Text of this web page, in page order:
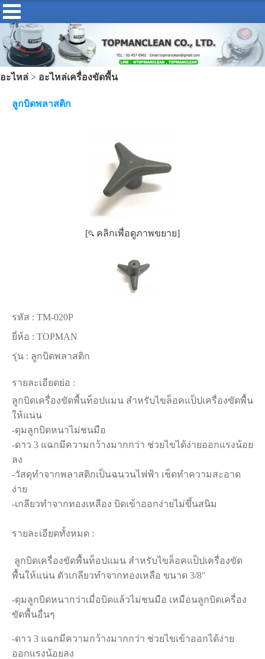
อะไหล่ > อะไหล่เครื่องขัดพื้น
ลูกบิดพลาสติก
[ คลิกเพื่อดูภาพขยาย]
รหัส : TM-020P
ยี่ห้อ : TOPMAN
รุ่น : ลูกบิดพลาสติก
รายละเอียดย่อ :
ลูกบิดเครื่องขัดพื้นท็อปแมน สำหรับไขล็อคแป็ปเครื่องขัดพื้น
ให้แน่น
-ดุมลูกบิดหนาไม่ชนมือ
-ดาว 3 แฉกมีความกว้างมากกว่า ช่วยไขได้ง่ายออกแรงน้อย
ลง
-วัสดุทำจากพลาสติกเป็นฉนวนไฟฟ้า เช็ดทำความสะอาด
ง่าย
-เกลียวทำจากทองเหลือง บิดเข้าออกง่ายไม่ขึ้นสนิม
รายละเอียดทั้งหมด :
ลูกบิดเครื่องขัดพื้นท็อปแมน สำหรับไขล็อคแป็ปเครื่องขัด
พื้นให้แน่น ตัวเกลียวทำจากทองเหลือ ขนาด 3/8"
-ดุมลูกบิดหนากว่าเมื่อบิดแล้วไม่ชนมือ เหมือนลูกบิดเครื่อง
ขัดพื้นอื่นๆ
-ดาว 3 แฉกมีความกว้างมากกว่า ช่วยไขเข้าออกได้ง่าย
ออกแรงน้อยลง